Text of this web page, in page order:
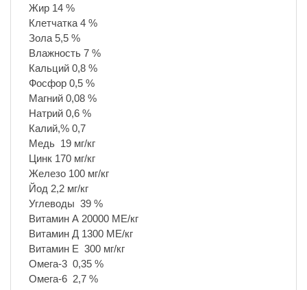
Жир 14 %
Клетчатка 4 %
Зола 5,5 %
Влажность 7 %
Кальций 0,8 %
Фосфор 0,5 %
Магний 0,08 %
Натрий 0,6 %
Калий,% 0,7
Медь 19 мг/кг
Цинк 170 мг/кг
Железо 100 мг/кг
Йод 2,2 мг/кг
Углеводы 39 %
Витамин А 20000 МЕ/кг
Витамин Д 1300 МЕ/кг
Витамин Е 300 мг/кг
Омега-3 0,35 %
Омега-6 2,7 %